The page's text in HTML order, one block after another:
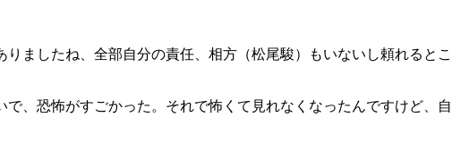
ましたね、全部自分の責任、相方（松尾駿）もいないし頼れるとこ
、恐怖がすごかった。それで怖くて見れなくなったんですけど、自